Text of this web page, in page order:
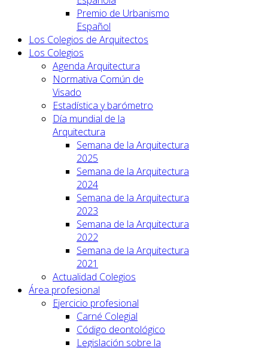
Premio de Urbanismo
Español
Los Colegios de Arquitectos
Los Colegios
Agenda Arquitectura
Normativa Común de
Visado
Estadística y barómetro
Día mundial de la
Arquitectura
Semana de la Arquitectura
2025
Semana de la Arquitectura
2024
Semana de la Arquitectura
2023
Semana de la Arquitectura
2022
Semana de la Arquitectura
2021
Actualidad Colegios
Área profesional
Ejercicio profesional
Carné Colegial
Código deontológico
Legislación sobre la